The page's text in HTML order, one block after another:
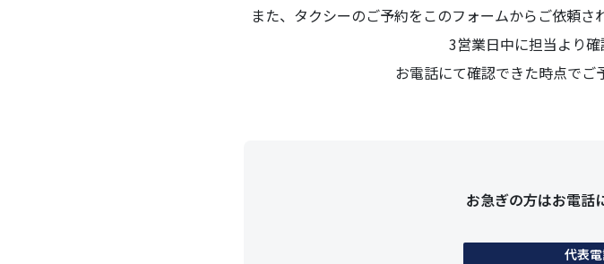
また、タクシーのご予約をこのフォームからご依頼さ
3営業日中に担当より確
お電話にて確認できた時点でご
お急ぎの方はお電話
代表